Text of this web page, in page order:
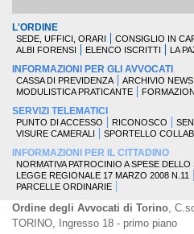
L'ORDINE
SEDE, UFFICI, ORARI CONSIGLIO IN
ALBI FORENSI
ELENCO ISCRITTI LA
INFORMAZIONI PER GLI AVVOCATI
CASSA DI PREVIDENZA ARCHIVIO NEWS
MODULISTICA PRATICANTE
SERVIZI TELEMATICI
PUNTO DI ACCESSO RICONOSCO
VISURE CAMERALI
SPORTELLO
INFORMAZIONI PER IL CITTADINO
NORMATIVA PATROCINIO A SPESE DELLO
LEGGE REGIONALE 17 MARZO 2008 N.11
PARCELLE ORDINARIE
Ordine degli Avvocati di Torino,
TORINO, Ingresso 18 - primo piano